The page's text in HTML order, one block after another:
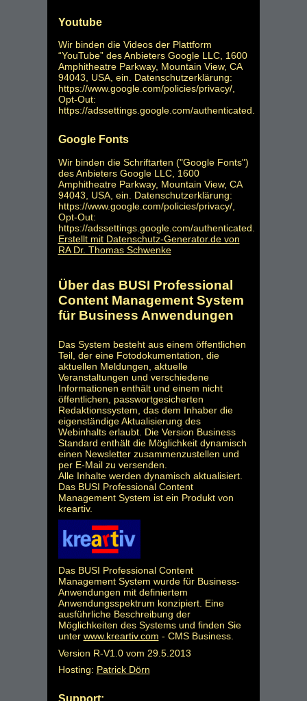
Youtube
Wir binden die Videos der Plattform
“YouTube” des Anbieters Google LLC, 1600
Amphitheatre Parkway, Mountain View, CA
94043, USA, ein. Datenschutzerklärung:
https://www.google.com/policies/privacy/,
Opt-Out:
https://adssettings.google.com/authenticated.
Google Fonts
Wir binden die Schriftarten ("Google Fonts")
des Anbieters Google LLC, 1600
Amphitheatre Parkway, Mountain View, CA
94043, USA, ein. Datenschutzerklärung:
https://www.google.com/policies/privacy/,
Opt-Out:
https://adssettings.google.com/authenticated
Erstellt mit Datenschutz-Generator.de von
RA Dr. Thomas Schwenke
Über das BUSI Professional
Content Management System
für Business Anwendungen
Das System besteht aus einem öffentlichen
Teil, der eine Fotodokumentation, die
aktuellen Meldungen, aktuelle
Veranstaltungen und verschiedene
Informationen enthält und einem nicht
öffentlichen, passwortgesicherten
Redaktionssystem, das dem Inhaber die
eigenständige Aktualisierung des
Webinhalts erlaubt. Die Version Business
Standard enthält die Möglichkeit dynamisch
einen Newsletter zusammenzustellen und
per E-Mail zu versenden.
Alle Inhalte werden dynamisch aktualisiert.
Das BUSI Professional Content
Management System ist ein Produkt von
kreartiv.
Das BUSI Professional Content
Management System wurde für Business-
Anwendungen mit definiertem
Anwendungsspektrum konzipiert. Eine
ausführliche Beschreibung der
Möglichkeiten des Systems und finden Sie
unter www.kreartiv.com - CMS Business.
Version R-V1.0 vom 29.5.2013
Hosting: Patrick Dörn
Support: